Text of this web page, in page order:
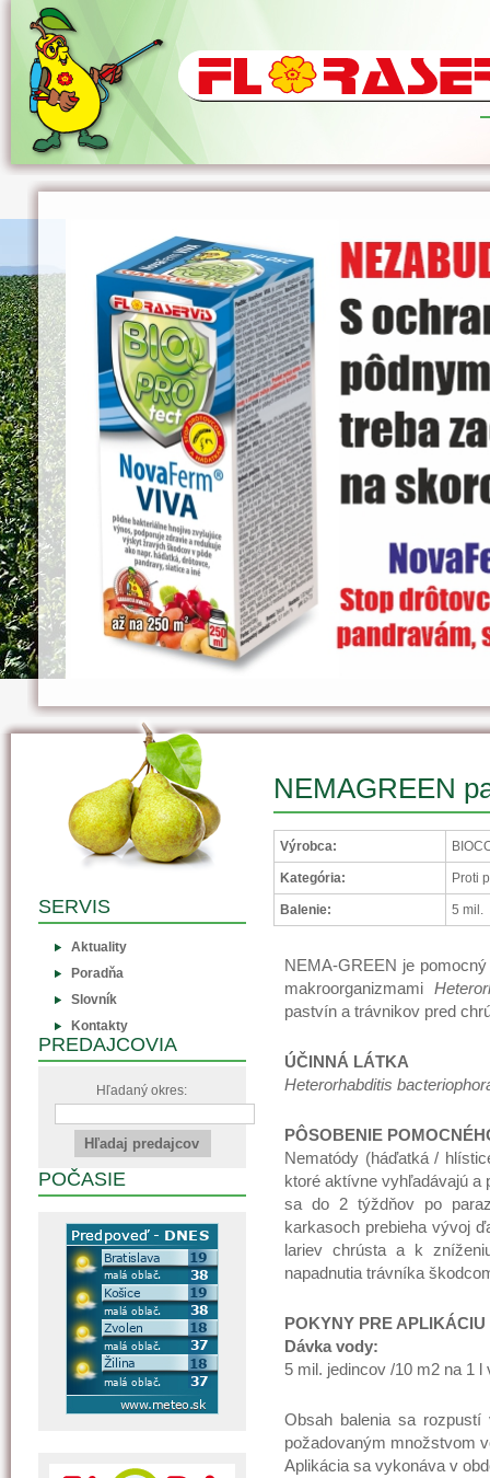
NEMAGREEN
Výrobca:
Kategória: Proti
Balenie: 5 mil.
NEMA-GREEN je
makroorganizmami
pastvín a trávnikov pred
ÚČINNÁ LÁTKA
Heterorhabditis
PÔSOBENIE
Nematódy (háďatká /
ktoré aktívne vyhľadávajú a
sa do 2 týždňov po
karkasoch prebieha vývoj
lariev chrústa a k
napadnutia trávníka
POKYNY PRE APLIKÁCIU
Dávka vody:
5 mil. jedincov /10 m2 na 1 l
Obsah balenia sa
požadovaným množstvom
Aplikácia sa vykonáva v
SERVIS
Aktuality
Poradňa
Slovník
Kontakty
PREDAJCOVIA
Hľadaný okres:
POČASIE